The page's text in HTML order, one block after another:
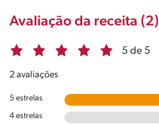
Avaliação da receita (2)
5 de 5
2 avaliações
5 estrelas
4 estrelas